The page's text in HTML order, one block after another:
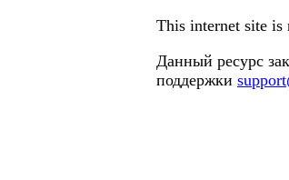
This internet site is
Данный ресурс
поддержки